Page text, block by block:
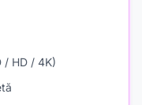
/ HD / 4K)